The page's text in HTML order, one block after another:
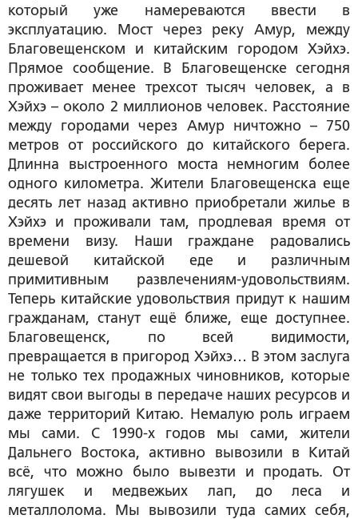
который уже намереваются ввести в
эксплуатацию. Мост через реку Амур, между
Благовещенском и китайским городом Хэйхэ.
Прямое сообщение. В Благовещенске сегодня
проживает менее трехсот тысяч человек, а в
Хэйхэ – около 2 миллионов человек. Расстояние
между городами через Амур ничтожно – 750
метров от российского до китайского берега.
Длинна выстроенного моста немногим более
одного километра. Жители Благовещенска еще
десять лет назад активно приобретали жилье в
Хэйхэ и проживали там, продлевая время от
времени визу. Наши граждане радовались
дешевой китайской еде и различным
примитивным развлечениям-удовольствиям.
Теперь китайские удовольствия придут к нашим
гражданам, станут ещё ближе, еще доступнее.
Благовещенск, по всей видимости,
превращается в пригород Хэйхэ… В этом заслуга
не только тех продажных чиновников, которые
видят свои выгоды в передаче наших ресурсов и
даже территорий Китаю. Немалую роль играем
мы сами. С 1990-х годов мы сами, жители
Дальнего Востока, активно вывозили в Китай
всё, что можно было вывезти и продать. От
лягушек и медвежьих лап, до леса и
металлолома. Мы вывозили туда самих себя,